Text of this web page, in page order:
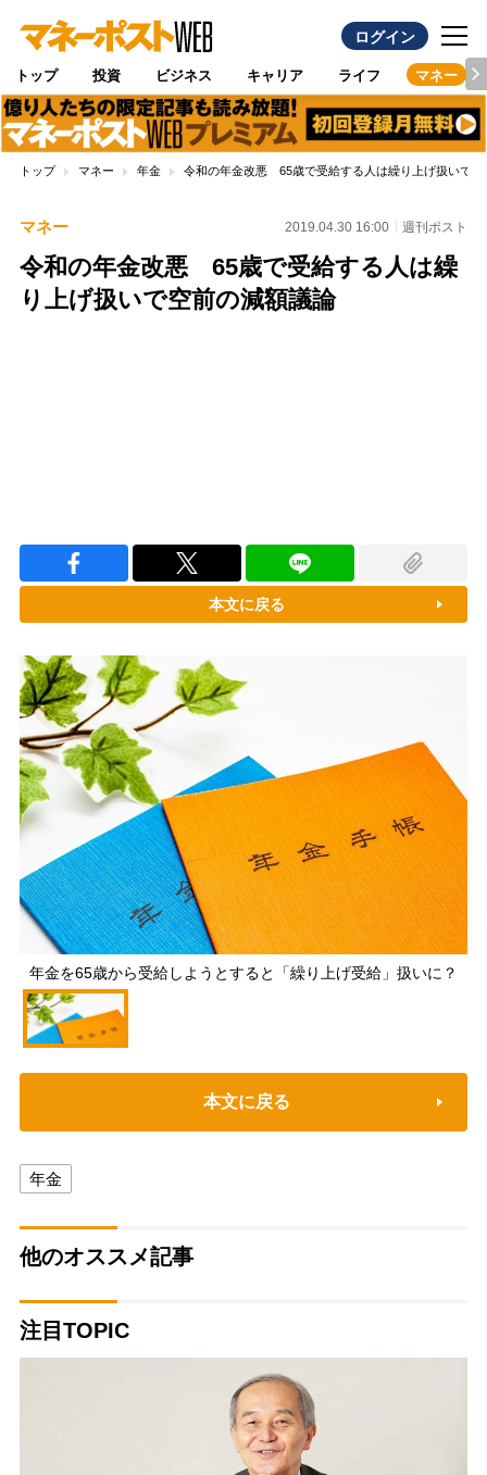
ログイン
トップ 投資 ビジネス キャリア ライフ マネー
トップ マネー 年金 令和の年金改悪 65歳で受給する人は繰り上げ扱いで空
マネー 2019.04.30 16:00 週刊ポスト
令和の年金改悪 65歳で受給する人は繰
り上げ扱いで空前の減額議論
本文に戻る
年金を65歳から受給しようとすると「繰り上げ受給」扱いに？
本文に戻る
年金
他のオススメ記事
注目TOPIC